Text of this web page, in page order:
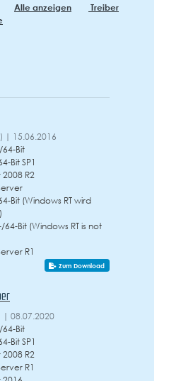
Alle anzeigen
Treiber
| 15.06.2016
Bit
Bit SP1
R2
Bit (Windows RT wird
Bit (Windows RT is not
R1
Zum Download
| 08.07.2020
Bit
Bit SP1
R2
R1